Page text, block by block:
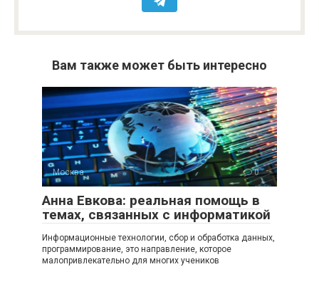
Вам также может быть интересно
Москва 0
Анна Евкова: реальная помощь в
темах, связанных с информатикой
Информационные технологии, сбор и обработка данных,
программирование, это направление, которое
малопривлекательно для многих учеников